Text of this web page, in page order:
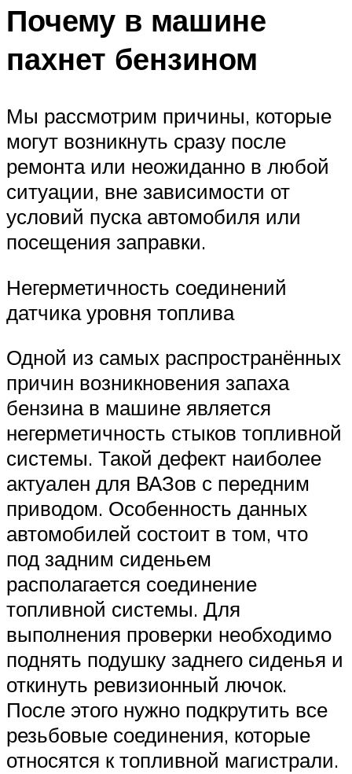
Почему в машине
пахнет бензином
Мы рассмотрим причины, которые
могут возникнуть сразу после
ремонта или неожиданно в любой
ситуации, вне зависимости от
условий пуска автомобиля или
посещения заправки.
Негерметичность соединений
датчика уровня топлива
Одной из самых распространённых
причин возникновения запаха
бензина в машине является
негерметичность стыков топливной
системы. Такой дефект наиболее
актуален для ВАЗов с передним
приводом. Особенность данных
автомобилей состоит в том, что
под задним сиденьем
располагается соединение
топливной системы. Для
выполнения проверки необходимо
поднять подушку заднего сиденья и
откинуть ревизионный лючок.
После этого нужно подкрутить все
резьбовые соединения, которые
относятся к топливной магистрали.